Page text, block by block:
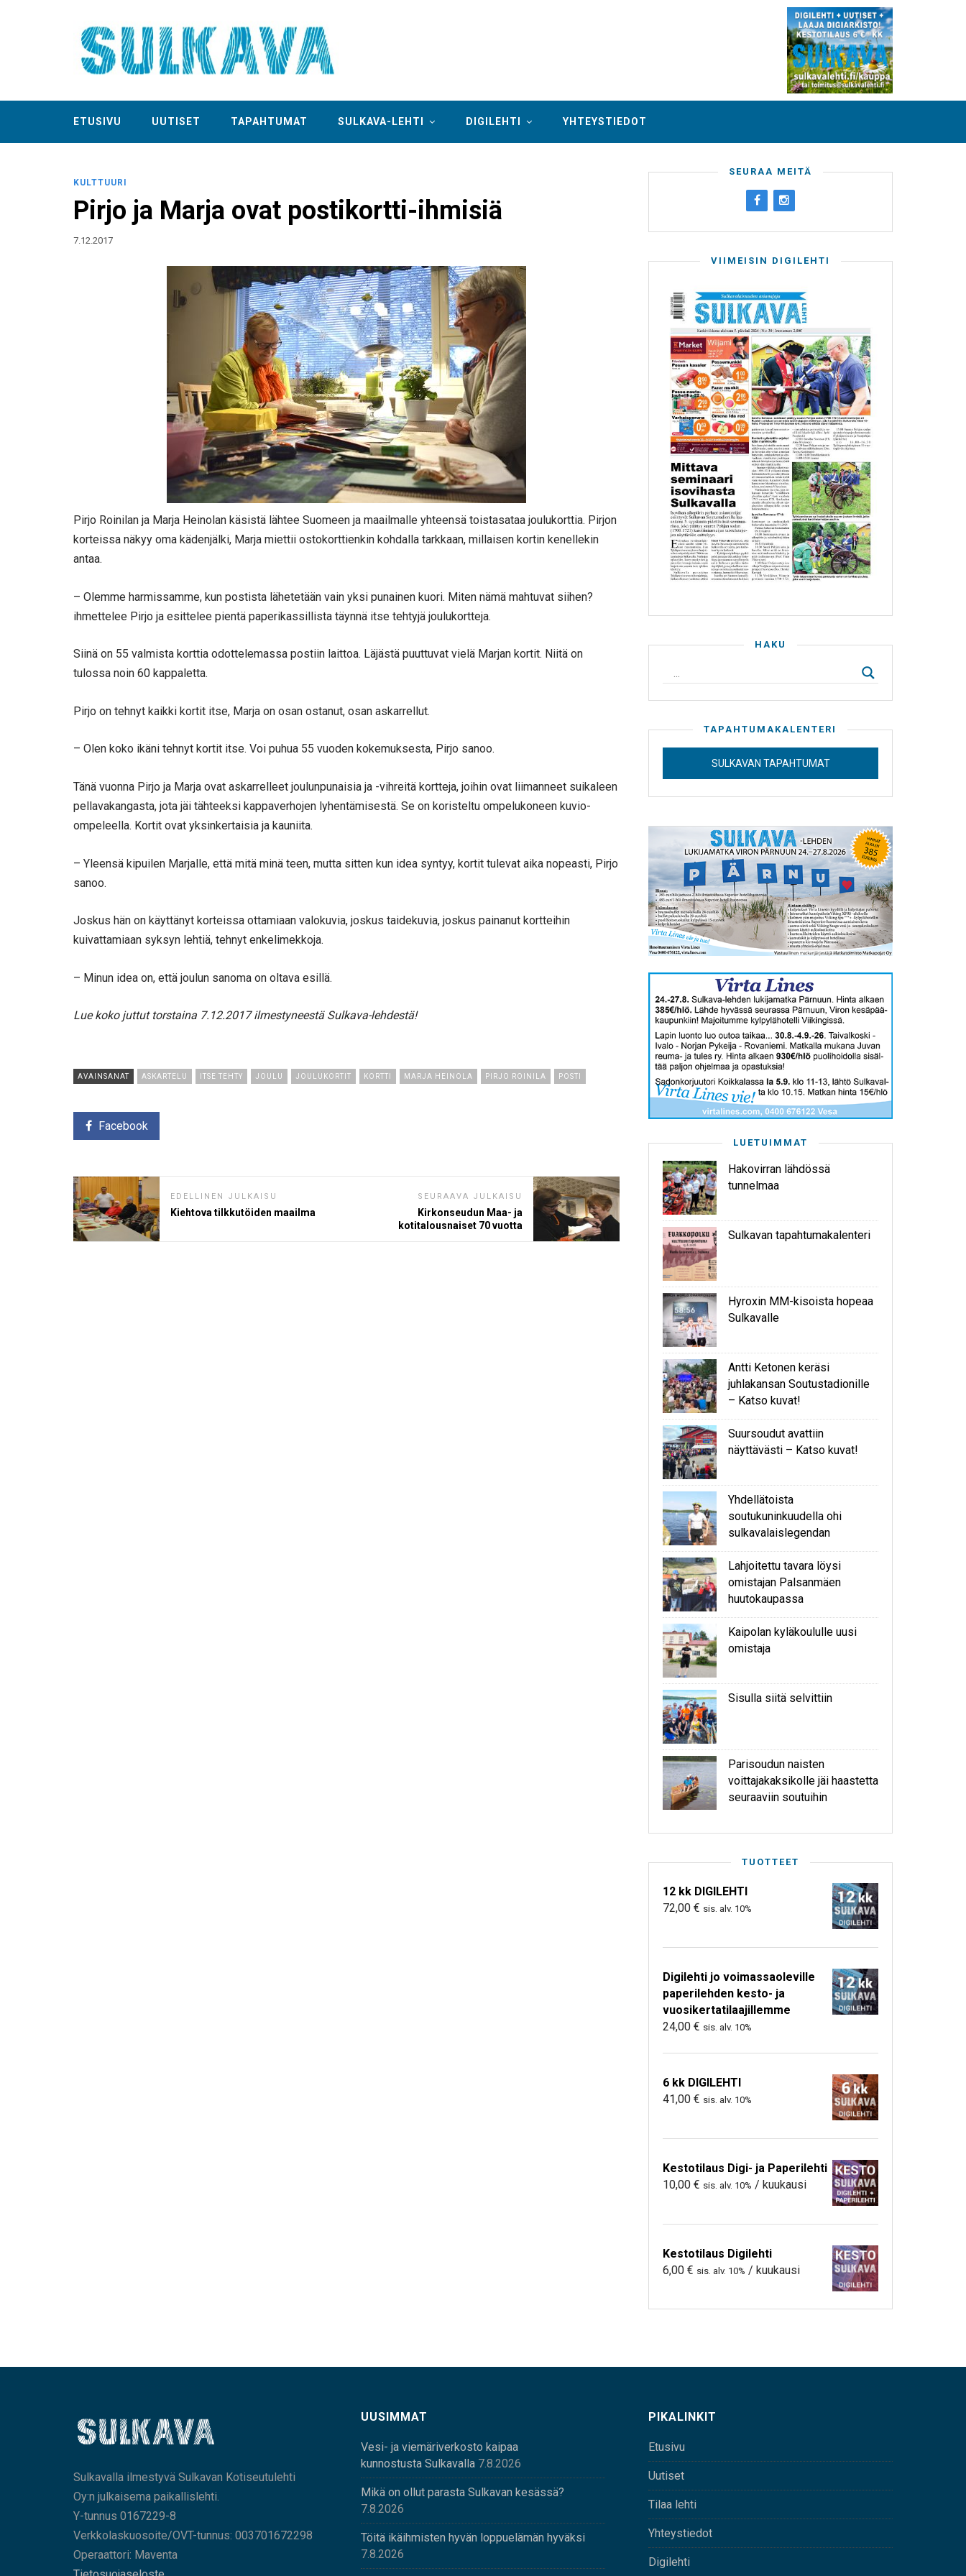
ETUSIVU UUTISET TAPAHTUMAT SULKAVA-LEHTI DIGILEHTI YHTEYSTIEDOT
KULTTUURI
Pirjo ja Marja ovat postikortti-ihmisiä
7.12.2017
Pirjo Roinilan ja Marja Heinolan käsistä lähtee Suomeen ja maailmalle yhteensä toistasataa joulukorttia. Pirjon
korteissa näkyy oma kädenjälki, Marja miettii ostokorttienkin kohdalla tarkkaan, millaisen kortin kenellekin
antaa.
– Olemme harmissamme, kun postista lähetetään vain yksi punainen kuori. Miten nämä mahtuvat siihen?
ihmettelee Pirjo ja esittelee pientä paperikassillista täynnä itse tehtyjä joulukortteja.
Siinä on 55 valmista korttia odottelemassa postiin laittoa. Läjästä puuttuvat vielä Marjan kortit. Niitä on
tulossa noin 60 kappaletta.
Pirjo on tehnyt kaikki kortit itse, Marja on osan ostanut, osan askarrellut.
– Olen koko ikäni tehnyt kortit itse. Voi puhua 55 vuoden kokemuksesta, Pirjo sanoo.
Tänä vuonna Pirjo ja Marja ovat askarrelleet joulunpunaisia ja -vihreitä kortteja, joihin ovat liimanneet suikaleen
pellavakangasta, jota jäi tähteeksi kappaverhojen lyhentämisestä. Se on koristeltu ompelukoneen kuvio-
ompeleella. Kortit ovat yksinkertaisia ja kauniita.
– Yleensä kipuilen Marjalle, että mitä minä teen, mutta sitten kun idea syntyy, kortit tulevat aika nopeasti, Pirjo
sanoo.
Joskus hän on käyttänyt korteissa ottamiaan valokuvia, joskus taidekuvia, joskus painanut kortteihin
kuivattamiaan syksyn lehtiä, tehnyt enkelimekkoja.
– Minun idea on, että joulun sanoma on oltava esillä.
Lue koko juttut torstaina 7.12.2017 ilmestyneestä Sulkava-lehdestä!
AVAINSANAT ASKARTELU ITSE TEHTY JOULU JOULUKORTIT KORTTI MARJA HEINOLA PIRJO ROINILA POSTI
Facebook
EDELLINEN JULKAISU
Kiehtova tilkkutöiden maailma
SEURAAVA JULKAISU
Kirkonseudun Maa- ja
kotitalousnaiset 70 vuotta
SEURAA MEITÄ
VIIMEISIN DIGILEHTI
HAKU
TAPAHTUMAKALENTERI
SULKAVAN TAPAHTUMAT
LUETUIMMAT
Hakovirran lähdössä
tunnelmaa
Sulkavan tapahtumakalenteri
Hyroxin MM-kisoista hopeaa
Sulkavalle
Antti Ketonen keräsi
juhlakansan Soutustadionille
– Katso kuvat!
Suursoudut avattiin
näyttävästi – Katso kuvat!
Yhdellätoista
soutukuninkuudella ohi
sulkavalaislegendan
Lahjoitettu tavara löysi
omistajan Palsanmäen
huutokaupassa
Kaipolan kyläkoululle uusi
omistaja
Sisulla siitä selvittiin
Parisoudun naisten
voittajakaksikolle jäi haastetta
seuraaviin soutuihin
TUOTTEET
12 kk DIGILEHTI
72,00 € sis. alv. 10%
Digilehti jo voimassaoleville
paperilehden kesto- ja
vuosikertatilaajillemme
24,00 € sis. alv. 10%
6 kk DIGILEHTI
41,00 € sis. alv. 10%
Kestotilaus Digi- ja Paperilehti
10,00 € sis. alv. 10% / kuukausi
Kestotilaus Digilehti
6,00 € sis. alv. 10% / kuukausi
Sulkavalla ilmestyvä Sulkavan Kotiseutulehti
Oy:n julkaisema paikallislehti.
Y-tunnus 0167229-8
Verkkolaskuosoite/OVT-tunnus: 003701672298
Operaattori: Maventa
UUSIMMAT
Vesi- ja viemäriverkosto kaipaa
kunnostusta Sulkavalla 7.8.2026
Mikä on ollut parasta Sulkavan kesässä?
7.8.2026
Töitä ikäihmisten hyvän loppuelämän hyväksi
7.8.2026
PIKALINKIT
Etusivu
Uutiset
Tilaa lehti
Yhteystiedot
Digilehti